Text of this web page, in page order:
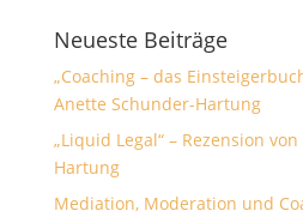
Neueste Beiträge
„Coaching – das
Anette Schunder-Hartung
„Liquid Legal“ – Rezension
Hartung
Mediation, Moderation und